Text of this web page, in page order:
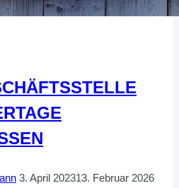
3. April 202313. Februar 2026